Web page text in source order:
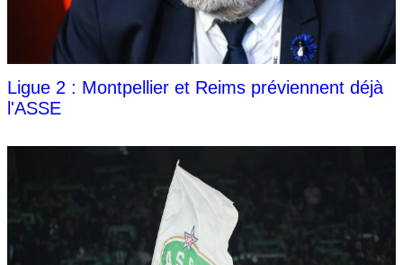
Ligue 2 : Montpellier et Reims préviennent déjà
l'ASSE